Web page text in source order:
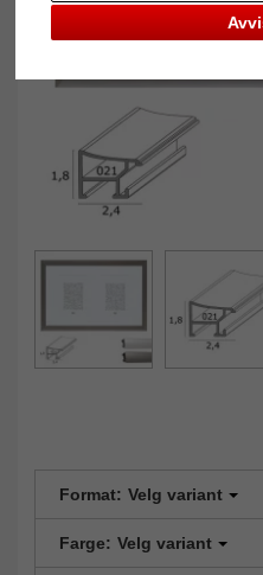
Tilbake
Format: Velg variant
Farge: Velg variant